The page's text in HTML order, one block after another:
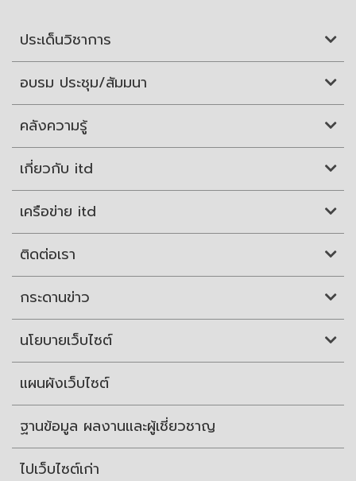
ประเด็นวิชาการ
อบรม ประชุม/สัมมนา
คลังความรู้
เกี่ยวกับ itd
เครือข่าย itd
ติดต่อเรา
กระดานข่าว
นโยบายเว็บไซต์
แผนผังเว็บไซต์
ฐานข้อมูล ผลงานและผู้เชี่ยวชาญ
ไปเว็บไซต์เก่า